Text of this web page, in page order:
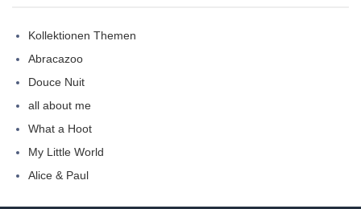
Kollektionen Themen
Abracazoo
Douce Nuit
all about me
What a Hoot
My Little World
Alice & Paul